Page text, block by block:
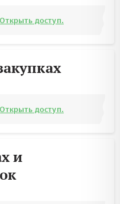
Открыть доступ.
Открыть доступ.
и